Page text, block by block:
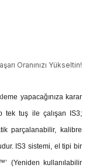
Oranınızı Yükseltin!
yapacağınıza karar
tek tuş ile çalışan IS3;
parçalanabi­lir, kalibre
IS3 sistemi, el tipi bir
(Yeniden kullanılabilir